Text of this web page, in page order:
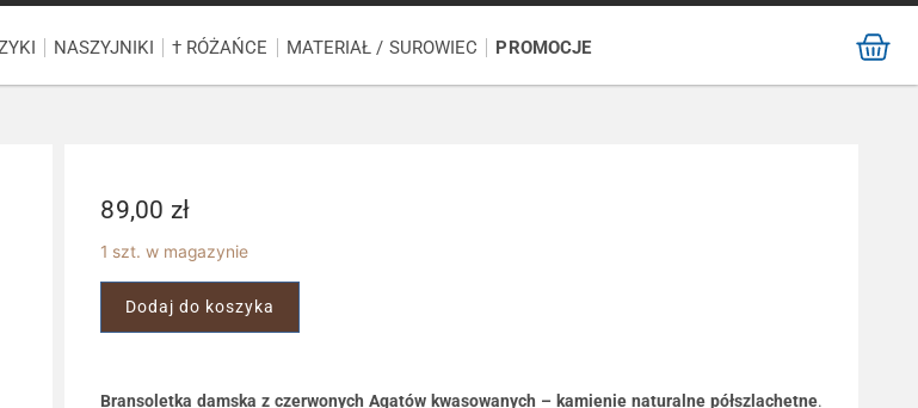
NASZYJNIKI † RÓŻAŃCE MATERIAŁ / SUROWIEC PROMOCJE
89,00 zł
1 szt. w magazynie
Dodaj do koszyka
Bransoletka damska z czerwonych Agatów kwasowanych – kamienie naturalne półszlachetne.